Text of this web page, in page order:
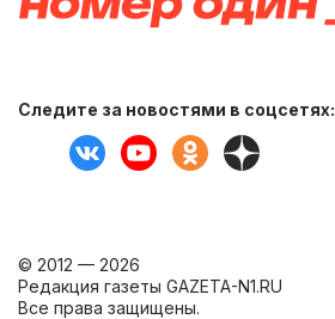
Следите за новостями в соцсетях:
© 2012 — 2026
Редакция газеты GAZETA-N1.RU
Все права защищены.